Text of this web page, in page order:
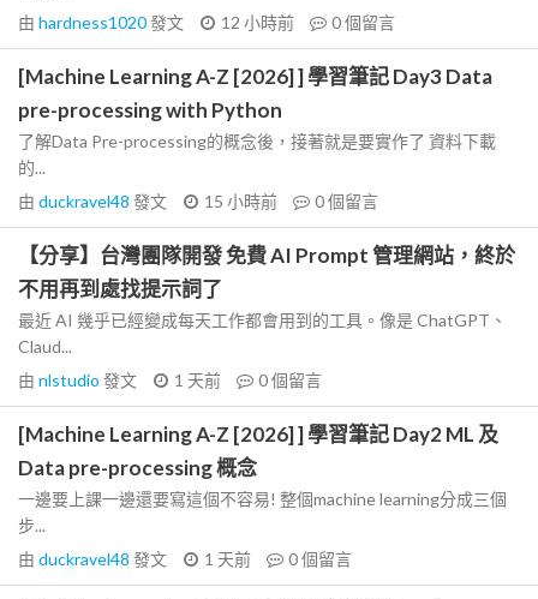
由 hardness1020發文 12 小時前 0個留言
[Machine Learning A-Z [2026] ] 學習筆記 Day3 Data
pre-processing with Python
了解Data Pre-processing的概念後，接著就是要實作了 資料下載
的...
由 duckravel48 發文 15 小時前 0個留言
【分享】台灣團隊開發 免費 AI Prompt 管理網站，終於
不用再到處找提示詞了
最近 AI 幾乎已經變成每天工作都會用到的工具。像是 ChatGPT、
Claud...
由 nlstudio 發文 1 天前 0個留言
[Machine Learning A-Z [2026] ] 學習筆記 Day2 ML 及
Data pre-processing 概念
一邊要上課一邊還要寫這個不容易! 整個machine learning分成三個
步...
由 duckravel48 發文 1 天前 0個留言